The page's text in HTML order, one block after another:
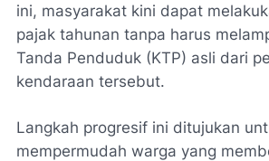
ini, masyarakat kini dapat
pajak tahunan tanpa harus
Tanda Penduduk (KTP) asli dari
kendaraan tersebut.
Langkah progresif ini ditujukan
mempermudah warga yang